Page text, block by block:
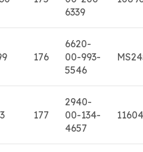
6339
176
6620-
00-993-
5546
177
2940-
00-134-
4657